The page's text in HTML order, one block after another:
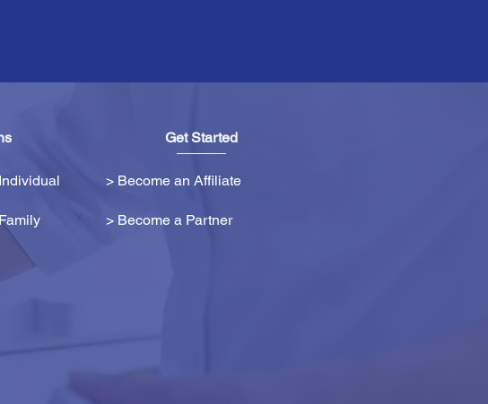
Get Started
> Become an Affiliate
> Become a Partner